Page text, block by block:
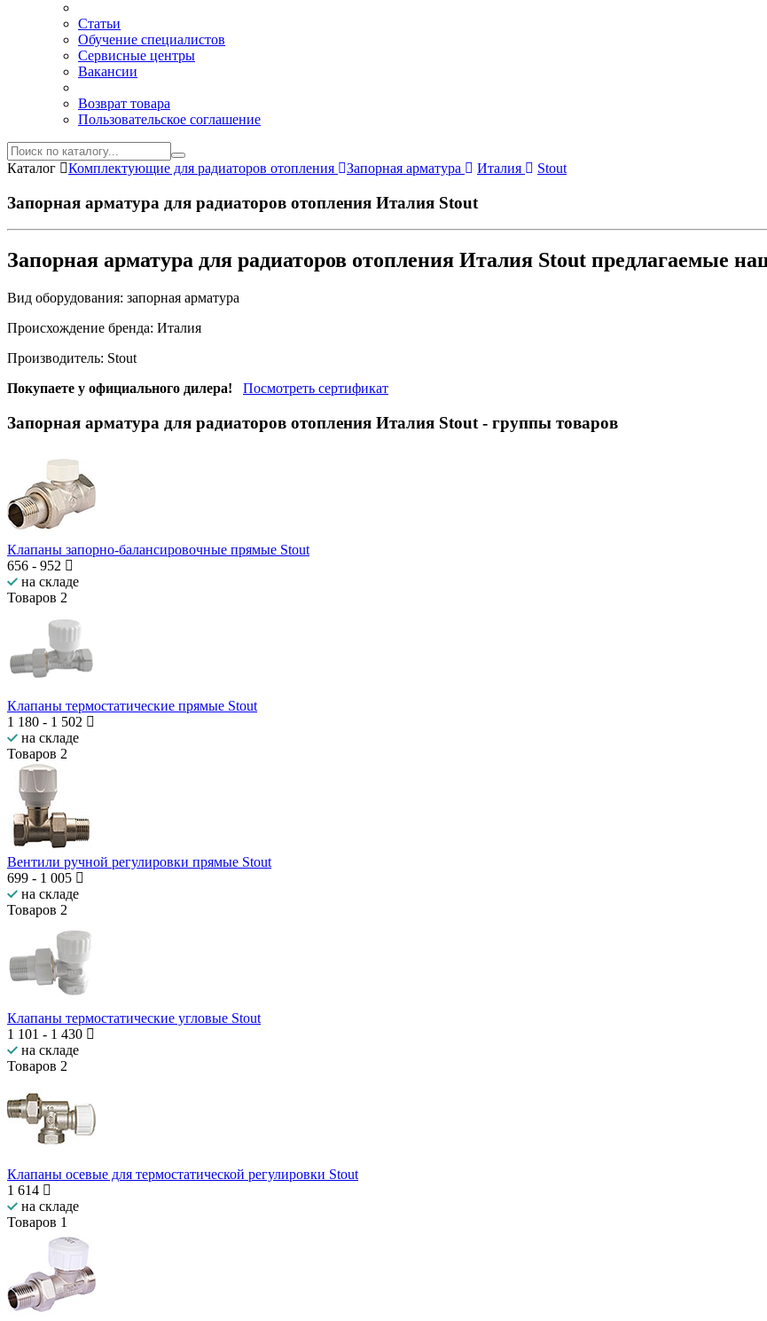
Статьи
Обучение специалистов
Сервисные центры
Вакансии
Возврат товара
Пользовательское соглашение
Каталог Комплектующие для радиаторов отопления Запорная арматура Италия Stout
Запорная арматура для радиаторов отопления Италия Stout
Запорная арматура для радиаторов отопления Италия Stout предлагаемые
Вид оборудования: запорная арматура
Происхождение бренда: Италия
Производитель: Stout
Покупаете у официального дилера!
Посмотреть сертификат
Запорная арматура для радиаторов отопления Италия Stout - группы товаров
Клапаны запорно-балансировочные прямые Stout
656 - 952
на складе
Товаров 2
Клапаны термостатические прямые Stout
1 180 - 1 502
на складе
Товаров 2
Вентили ручной регулировки прямые Stout
699 - 1 005
на складе
Товаров 2
Клапаны термостатические угловые Stout
1 101 - 1 430
на складе
Товаров 2
Клапаны осевые для термостатической регулировки Stout
1 614
на складе
Товаров 1